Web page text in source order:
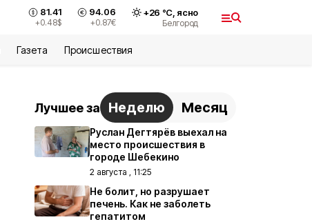
81.41
+0.48$
94.06
+0.87€
+26 °С, ясно
Белгород
Газета Происшествия
Лучшее за Неделю Месяц
Руслан Дегтярёв выехал на
место происшествия в
городе Шебекино
2 августа , 11:25
Не болит, но разрушает
печень. Как не заболеть
гепатитом